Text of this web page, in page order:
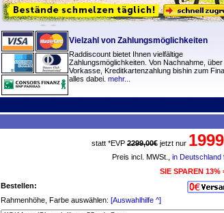
Vielzahl von Zahlungsmöglichkeiten
Raddiscount bietet Ihnen vielfältige
Zahlungsmöglichkeiten. Von Nachnahme, über
Vorkasse, Kreditkartenzahlung bishin zum
alles dabei. mehr...
statt *EVP 2299,00€ jetzt nur
Preis incl. MWSt., in Deutschland
SIE SPAREN 13%
Bestellen:
Rahmenhöhe, Farbe auswählen: [Auswahlhilfe ^]